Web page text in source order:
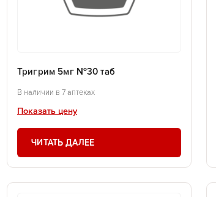
Тригрим 5мг №30 таб
В наличии в 7 аптеках
Показать цену
ЧИТАТЬ ДАЛЕЕ